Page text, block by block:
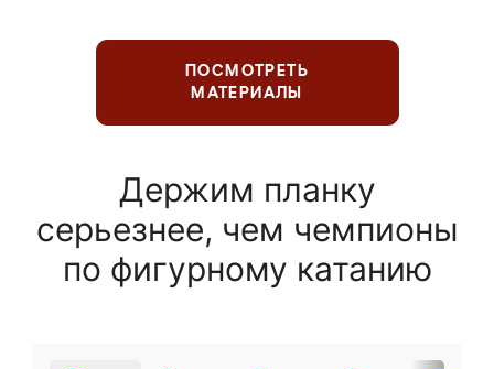
ПОСМОТРЕТЬ
МАТЕРИАЛЫ
Держим планку
серьезнее, чем чемпионы
по фигурному катанию